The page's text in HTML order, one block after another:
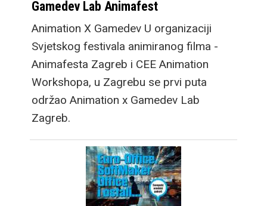
Gamedev Lab Animafest
Animation X Gamedev U organizaciji
Svjetskog festivala animiranog filma -
Animafesta Zagreb i CEE Animation
Workshopa, u Zagrebu se prvi puta
održao Animation x Gamedev Lab
Zagreb.